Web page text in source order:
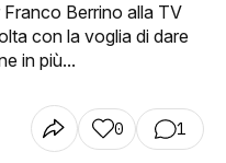
Berrino alla TV
con la voglia di dare
in più...
0 1